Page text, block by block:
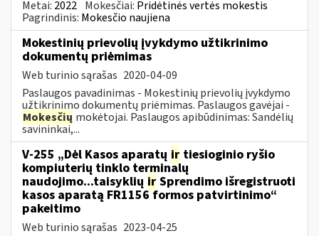
Metai: 2022 Mokesčiai: Pridėtinės vertės mokestis
Pagrindinis: Mokesčio naujiena
Mokestinių prievolių įvykdymo užtikrinimo
dokumentų priėmimas
Web turinio sąrašas 2020-04-09
Paslaugos pavadinimas - Mokestinių prievolių įvykdymo
užtikrinimo dokumentų priėmimas. Paslaugos gavėjai -
Mokesčių mokėtojai. Paslaugos apibūdinimas: Sandėlių
savininkai,...
V-255 „Dėl Kasos aparatų ir tiesioginio ryšio
kompiuterių tinklo terminalų
naudojimo...taisyklių ir Sprendimo išregistruoti
kasos aparatą FR1156 formos patvirtinimo“
pakeitimo
Web turinio sąrašas 2023-04-25